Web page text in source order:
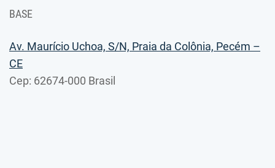
BASE
Av. Maurício Uchoa, S/N, Praia da Colônia, Pecém –
CE
Cep: 62674-000 Brasil